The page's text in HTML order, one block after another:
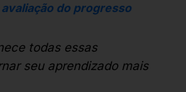
avaliação do progresso
todas essas
seu aprendizado mais